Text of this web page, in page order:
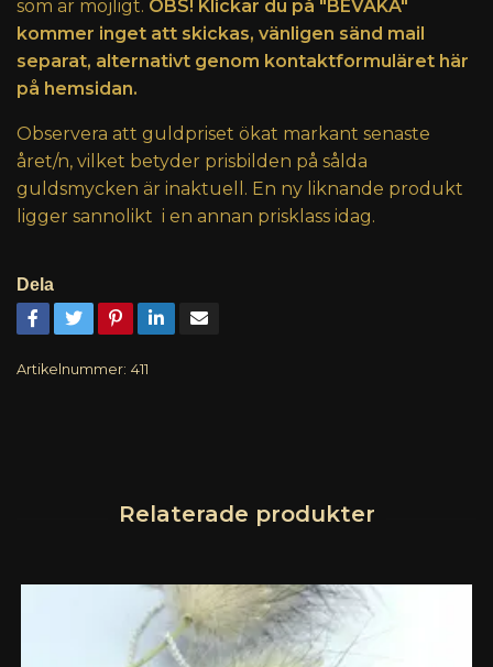
som är möjligt. OBS! Klickar du på "BEVAKA"
kommer inget att skickas, vänligen sänd mail
separat, alternativt genom kontaktformuläret här
på hemsidan.
Observera att guldpriset ökat markant senaste
året/n, vilket betyder prisbilden på sålda
guldsmycken är inaktuell. En ny liknande produkt
ligger sannolikt i en annan prisklass idag.
Dela
Artikelnummer: 411